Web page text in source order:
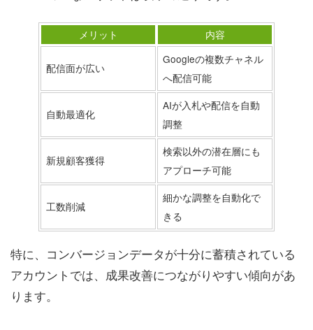
メリット 内容
配信面が広い
Googleの複数チャネル
へ配信可能
自動最適化
AIが入札や配信を自動
調整
新規顧客獲得
検索以外の潜在層にも
アプローチ可能
工数削減
細かな調整を自動化で
きる
特に、コンバージョンデータが十分に蓄積されている
アカウントでは、成果改善につながりやすい傾向があ
ります。